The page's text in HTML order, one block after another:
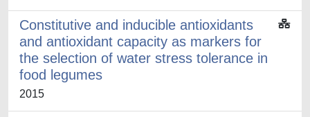
Constitutive and inducible antioxidants
and antioxidant capacity as markers for
the selection of water stress tolerance in
food legumes
2015